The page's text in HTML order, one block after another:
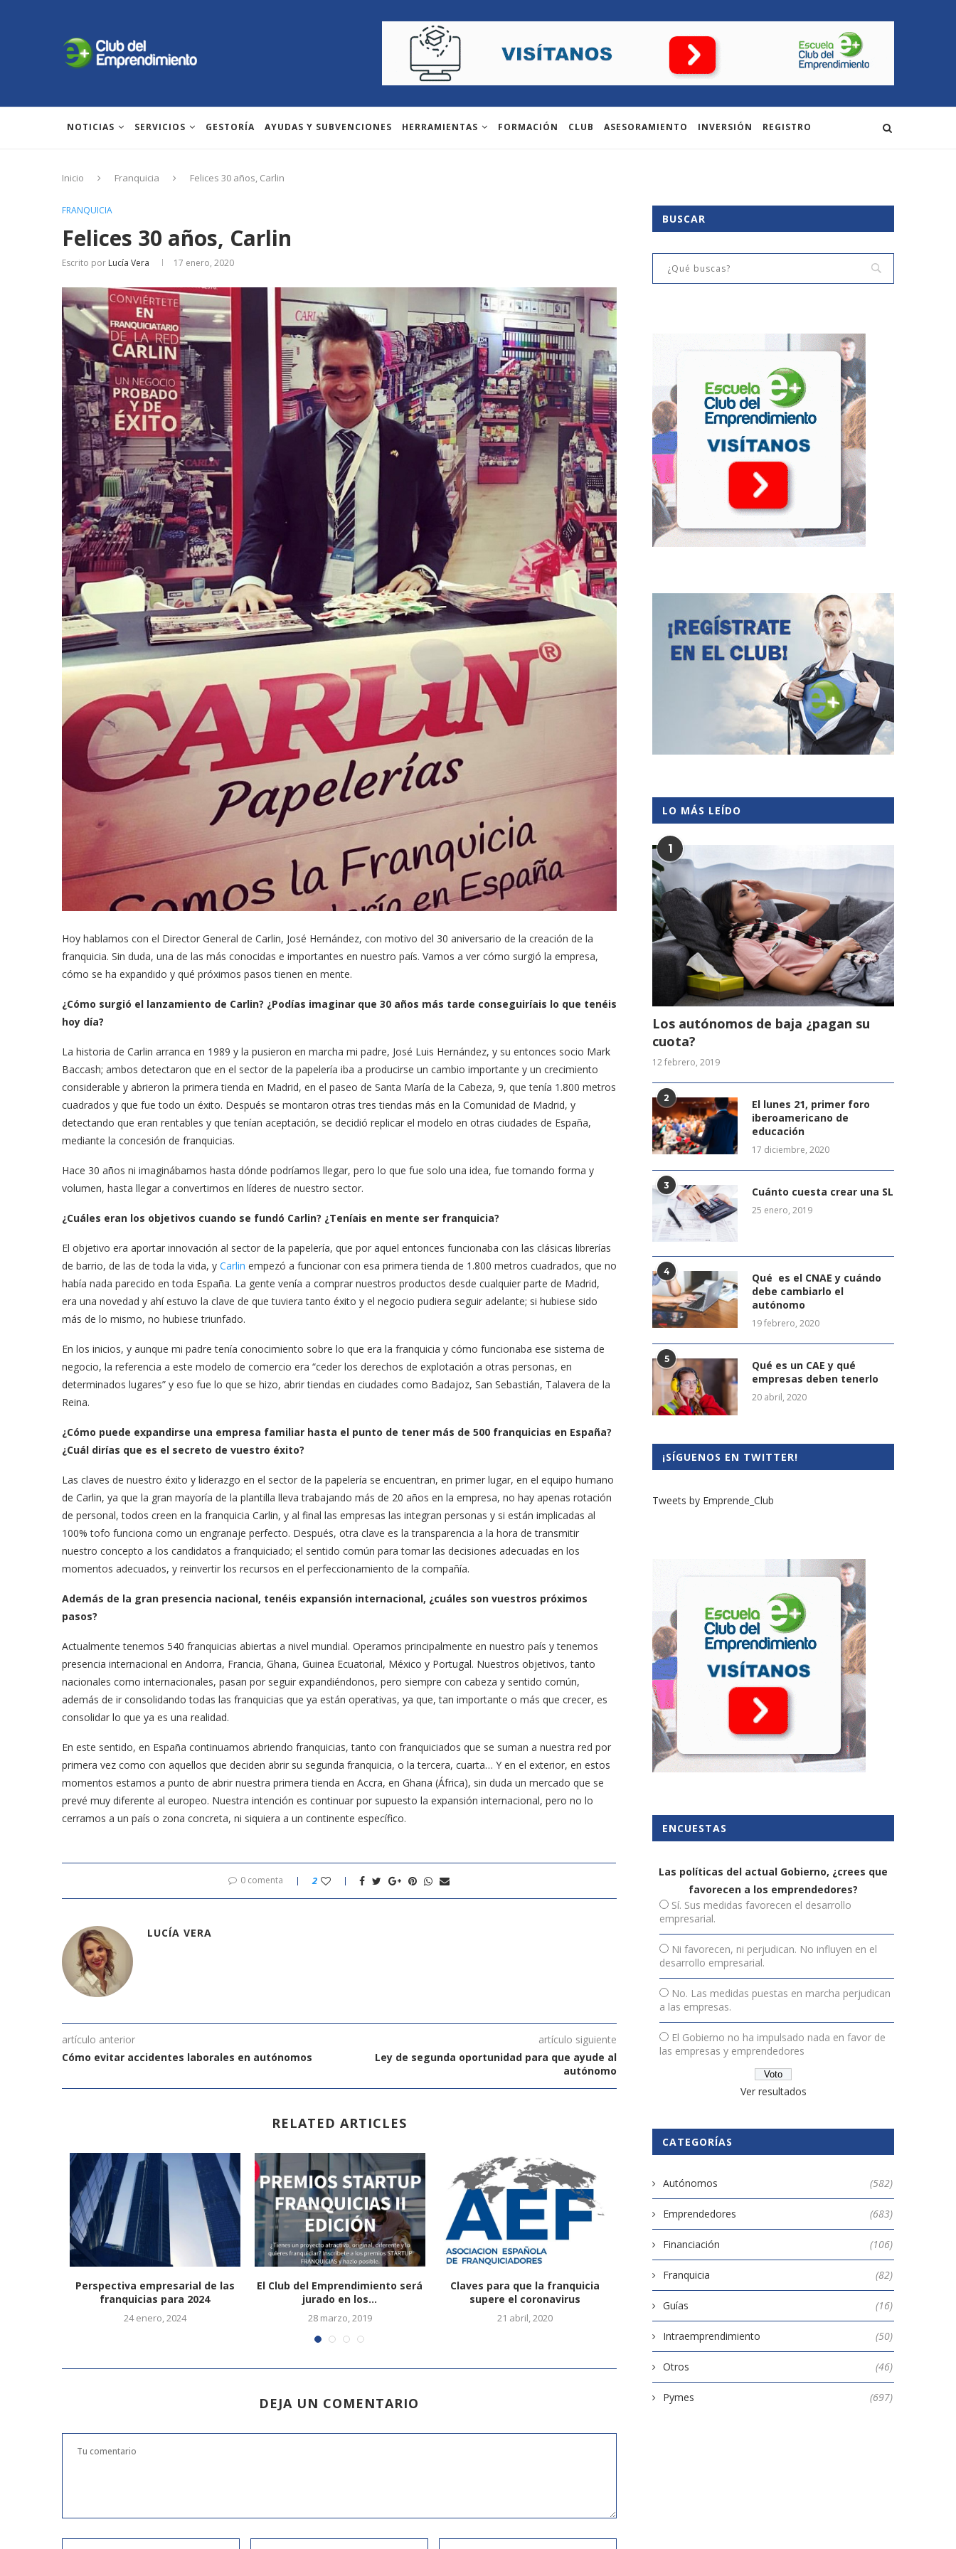
NOTICIAS SERVICIOS GESTORÍA AYUDAS Y SUBVENCIONES HERRAMIENTAS FORMACIÓN CLUB ASESORAMIENTO INVERSIÓN REGISTRO
Inicio Franquicia Felices 30 años, Carlin
FRANQUICIA
Felices 30 años, Carlin
Escrito por Lucía Vera 17 enero, 2020
Hoy hablamos con el Director General de Carlin, José Hernández, con motivo del 30 aniversario de la creación de la
franquicia. Sin duda, una de las más conocidas e importantes en nuestro país. Vamos a ver cómo surgió la empresa,
cómo se ha expandido y qué próximos pasos tienen en mente.
¿Cómo surgió el lanzamiento de Carlin? ¿Podías imaginar que 30 años más tarde conseguiríais lo que tenéis
hoy día?
La historia de Carlin arranca en 1989 y la pusieron en marcha mi padre, José Luis Hernández, y su entonces socio Mark
Baccash; ambos detectaron que en el sector de la papelería iba a producirse un cambio importante y un crecimiento
considerable y abrieron la primera tienda en Madrid, en el paseo de Santa María de la Cabeza, 9, que tenía 1.800 metros
cuadrados y que fue todo un éxito. Después se montaron otras tres tiendas más en la Comunidad de Madrid, y
detectando que eran rentables y que tenían aceptación, se decidió replicar el modelo en otras ciudades de España,
mediante la concesión de franquicias.
Hace 30 años ni imaginábamos hasta dónde podríamos llegar, pero lo que fue solo una idea, fue tomando forma y
volumen, hasta llegar a convertirnos en líderes de nuestro sector.
¿Cuáles eran los objetivos cuando se fundó Carlin? ¿Teníais en mente ser franquicia?
El objetivo era aportar innovación al sector de la papelería, que por aquel entonces funcionaba con las clásicas librerías
de barrio, de las de toda la vida, y Carlin empezó a funcionar con esa primera tienda de 1.800 metros cuadrados, que no
había nada parecido en toda España. La gente venía a comprar nuestros productos desde cualquier parte de Madrid,
era una novedad y ahí estuvo la clave de que tuviera tanto éxito y el negocio pudiera seguir adelante; si hubiese sido
más de lo mismo, no hubiese triunfado.
En los inicios, y aunque mi padre tenía conocimiento sobre lo que era la franquicia y cómo funcionaba ese sistema de
negocio, la referencia a este modelo de comercio era “ceder los derechos de explotación a otras personas, en
determinados lugares” y eso fue lo que se hizo, abrir tiendas en ciudades como Badajoz, San Sebastián, Talavera de la
Reina.
¿Cómo puede expandirse una empresa familiar hasta el punto de tener más de 500 franquicias en España?
¿Cuál dirías que es el secreto de vuestro éxito?
Las claves de nuestro éxito y liderazgo en el sector de la papelería se encuentran, en primer lugar, en el equipo humano
de Carlin, ya que la gran mayoría de la plantilla lleva trabajando más de 20 años en la empresa, no hay apenas rotación
de personal, todos creen en la franquicia Carlin, y al final las empresas las integran personas y si están implicadas al
100% tofo funciona como un engranaje perfecto. Después, otra clave es la transparencia a la hora de transmitir
nuestro concepto a los candidatos a franquiciado; el sentido común para tomar las decisiones adecuadas en los
momentos adecuados, y reinvertir los recursos en el perfeccionamiento de la compañía.
Además de la gran presencia nacional, tenéis expansión internacional, ¿cuáles son vuestros próximos
pasos?
Actualmente tenemos 540 franquicias abiertas a nivel mundial. Operamos principalmente en nuestro país y tenemos
presencia internacional en Andorra, Francia, Ghana, Guinea Ecuatorial, México y Portugal. Nuestros objetivos, tanto
nacionales como internacionales, pasan por seguir expandiéndonos, pero siempre con cabeza y sentido común,
además de ir consolidando todas las franquicias que ya están operativas, ya que, tan importante o más que crecer, es
consolidar lo que ya es una realidad.
En este sentido, en España continuamos abriendo franquicias, tanto con franquiciados que se suman a nuestra red por
primera vez como con aquellos que deciden abrir su segunda franquicia, o la tercera, cuarta… Y en el exterior, en estos
momentos estamos a punto de abrir nuestra primera tienda en Accra, en Ghana (África), sin duda un mercado que se
prevé muy diferente al europeo. Nuestra intención es continuar por supuesto la expansión internacional, pero no lo
cerramos a un país o zona concreta, ni siquiera a un continente específico.
0 comenta 2
LUCÍA VERA
artículo anterior
Cómo evitar accidentes laborales en autónomos
artículo siguiente
Ley de segunda oportunidad para que ayude al
autónomo
RELATED ARTICLES
Perspectiva empresarial de las
franquicias para 2024
24 enero, 2024
El Club del Emprendimiento será
jurado en los...
28 marzo, 2019
Claves para que la franquicia
supere el coronavirus
21 abril, 2020
Cómo expandirse con un modelo
de franquicia
2 noviembre, 2020
donpiso lanza su
18 junio, 2021
DEJA UN COMENTARIO
BUSCAR
LO MÁS LEÍDO
1
Los autónomos de baja ¿pagan su
cuota?
12 febrero, 2019
2
El lunes 21, primer foro
iberoamericano de
educación
17 diciembre, 2020
3 Cuánto cuesta crear una SL
25 enero, 2019
4
Qué es el CNAE y cuándo
debe cambiarlo el
autónomo
19 febrero, 2020
5
Qué es un CAE y qué
empresas deben tenerlo
20 abril, 2020
¡SÍGUENOS EN TWITTER!
Tweets by Emprende_Club
ENCUESTAS
Las políticas del actual Gobierno, ¿crees que
favorecen a los emprendedores?
Sí. Sus medidas favorecen el desarrollo
empresarial.
Ni favorecen, ni perjudican. No influyen en el
desarrollo empresarial.
No. Las medidas puestas en marcha perjudican
a las empresas.
El Gobierno no ha impulsado nada en favor de
las empresas y emprendedores
Ver resultados
CATEGORÍAS
Autónomos (582)
Emprendedores (683)
Financiación (106)
Franquicia (82)
Guías (16)
Intraemprendimiento (50)
Otros (46)
Pymes (697)